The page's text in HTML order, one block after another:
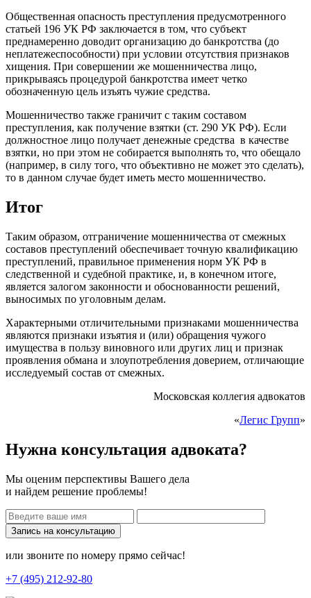
Общественная опасность преступления предусмотренного
статьей 196 УК РФ заключается в том, что субъект
преднамеренно доводит организацию до банкротства (до
неплатежеспособности) при условии отсутствия признаков
хищения. При совершении же мошенничества лицо,
прикрываясь процедурой банкротства имеет четко
обозначенную цель изъять чужие средства.
Мошенничество также граничит с таким составом
преступления, как получение взятки (ст. 290 УК РФ). Если
должностное лицо получает денежные средства в качестве
взятки, но при этом не собирается выполнять то, что обещало
(например, в силу того, что объективно не может это сделать),
то в данном случае будет иметь место мошенничество.
Итог
Таким образом, отграничение мошенничества от смежных
составов преступлений обеспечивает точную квалификацию
преступлений, правильное применения норм УК РФ в
следственной и судебной практике, и, в конечном итоге,
является залогом законности и обоснованности решений,
выносимых по уголовным делам.
Характерными отличительными признаками мошенничества
являются признаки изъятия и (или) обращения чужого
имущества в пользу виновного или других лиц и признак
проявления обмана и злоупотребления доверием, отличающие
исследуемый состав от смежных.
Московская коллегия адвокатов
«Легис Групп»
Нужна консультация адвоката?
Мы оценим перспективы Вашего дела
и найдем решение проблемы!
Запись на консультацию
или звоните по номеру прямо сейчас!
+7 (495) 212-92-80